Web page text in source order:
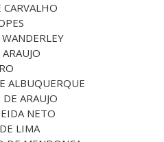
ALBUQUERQUE
ARAUJO
NETO
LIMA